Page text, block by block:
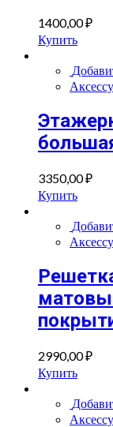
1400,00₽
Купить
3350,00₽
Купить
2990,00₽
Купить